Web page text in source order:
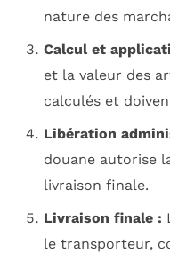
nature des
Calcul et
et la valeur des
calculés et
Libération
douane autorise
livraison finale.
Livraison finale :
le transporteur,